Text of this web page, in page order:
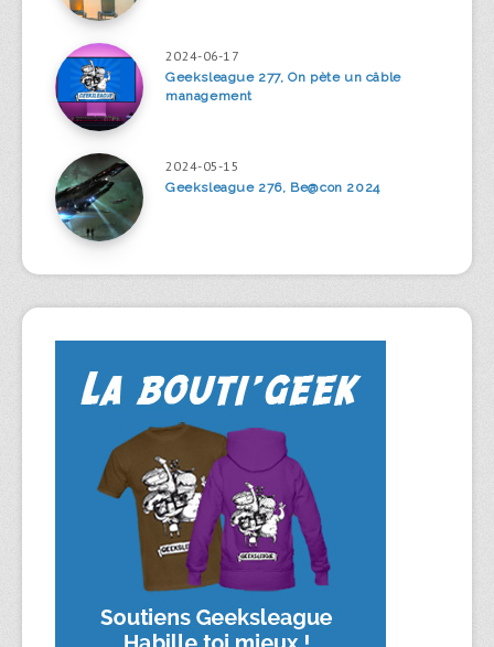
2024-06-17
Geeksleague 277, On pète un câble
management
2024-05-15
Geeksleague 276, Be@con 2024